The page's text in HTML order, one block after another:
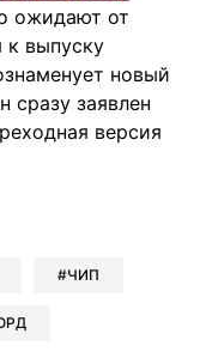
ожидают от
к выпуску
новый
сразу заявлен
версия
Viber
в Whatsapp
в Messenger
в LinkedIn
ЧИП